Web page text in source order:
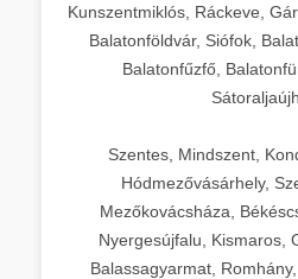
Kunszentmiklós, Ráckeve,
Balatonföldvár, Siófok,
Balatonfűzfő,
Szentes, Mindszent,
Hódmezővásárhely,
Mezőkovácsháza,
Nyergesújfalu, Kismaros,
Balassagyarmat,